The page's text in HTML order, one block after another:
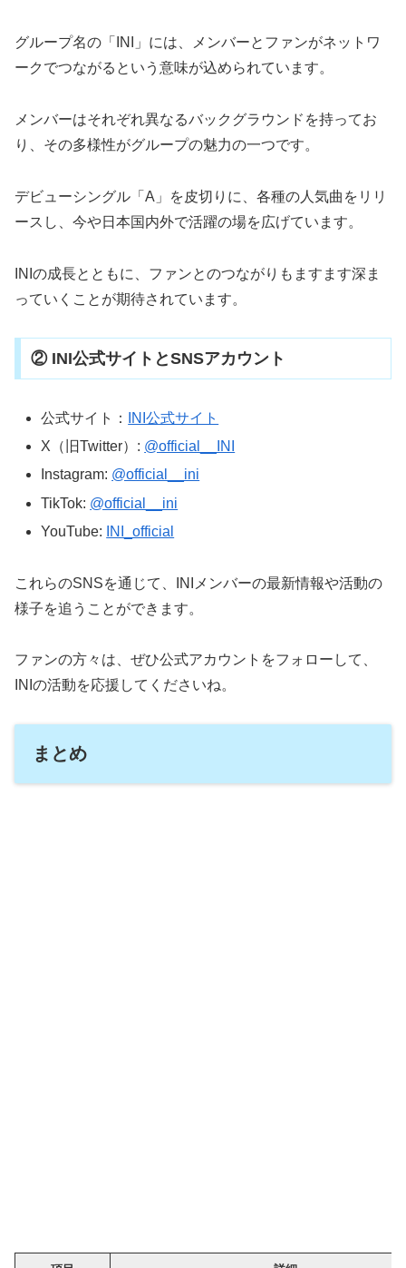
グループ名の「INI」には、メンバーとファンがネットワ
ークでつながるという意味が込められています。
メンバーはそれぞれ異なるバックグラウンドを持ってお
り、その多様性がグループの魅力の一つです。
デビューシングル「A」を皮切りに、各種の人気曲をリリ
ースし、今や日本国内外で活躍の場を広げています。
INIの成長とともに、ファンとのつながりもますます深ま
っていくことが期待されています。
② INI公式サイトとSNSアカウント
公式サイト：
INI公式サイト
X（旧Twitter）: @official__INI
Instagram: @official__ini
TikTok: @official__ini
YouTube:
INI_official
これらのSNSを通じて、INIメンバーの最新情報や活動の
様子を追うことができます。
ファンの方々は、ぜひ公式アカウントをフォローして、
INIの活動を応援してくださいね。
まとめ